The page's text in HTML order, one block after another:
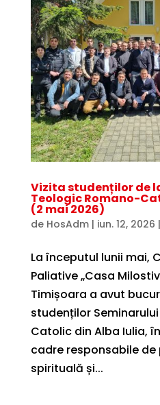
Vizita studenților de
Teologic Romano-
(2 mai 2026)
de HosAdm| iun. 12, 2026 |
La începutul lunii mai,
Paliative „Casa
Timișoara a avut
studenților
Catolic din Alba Iulia,
cadre responsabile
spirituală și...